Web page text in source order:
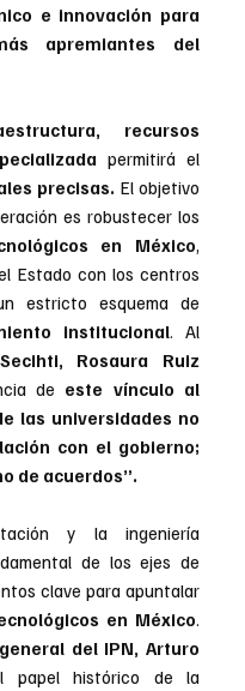
e innovación para
apremiantes del
recursos
permitirá el
precisas. El objetivo
en México,
Estado con los centros
institucional. Al
Rosaura Ruiz
de este vínculo al
las universidades no
con el gobierno;
de acuerdos”.
y la ingeniería
de los ejes de
clave para apuntalar
en México.
del IPN, Arturo
papel histórico de la